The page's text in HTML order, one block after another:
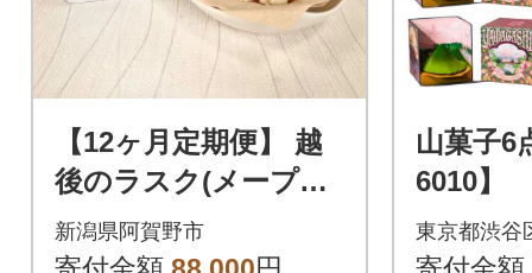
【12ヶ月定期便】 越
後のラスク(メープル
シュガー) 30g×10袋×
12回 バイオテックジ
新潟県阿賀野市
山菓子6
6010】
東京都渋谷